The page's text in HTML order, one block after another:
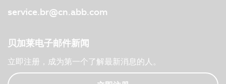
service.br@cn.abb.com
贝加莱电子邮件新闻
立即注册，成为第一个了解最新消息的人。